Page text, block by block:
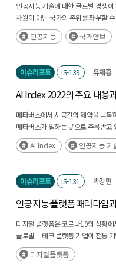
인공지능 기술에 대한 글로벌 경쟁
차원이 아닌 국가의 존위를 좌우할
인공지능 기술에 대한 경쟁 및 발전
주요 인공지능 기술들과 그 사례를 분
인공지능 국가안보
이슈리포트 IS-139 유재흥
AI Index 2022의 주요 내용
메타버스에서 시공간의 제약을 극복
메타버스가 일하는 곳으로 주목받고
변화 양상을 살펴보고 시사점을 제시
AI Index 인공지능 기
이슈리포트 IS-131 박강민
인공지능·플랫폼 패러다임
디지털 플랫폼은 코로나19의 상황
글로벌 빅테크 플랫폼 기업이 전통
디지털플랫폼